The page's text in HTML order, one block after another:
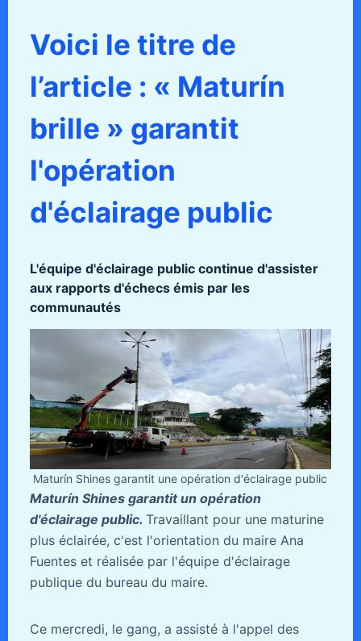
Voici le titre de
l’article : « Maturín
brille » garantit
l'opération
d'éclairage public
L'équipe d'éclairage public continue d'assister
aux rapports d'échecs émis par les
communautés
Maturín Shines garantit une opération d'éclairage public
Maturín Shines garantit un opération
d'éclairage public. Travaillant pour une maturine
plus éclairée, c'est l'orientation du maire Ana
Fuentes et réalisée par l'équipe d'éclairage
publique du bureau du maire.
Ce mercredi, le gang, a assisté à l'appel des